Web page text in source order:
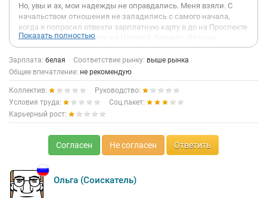
Но, увы и ах, мои надежды не оправдались. Меня взяли. С
начальством отношения не заладились с самого начала,
когда я попросил отвезти зарплатную карту в до на Проспекте
Мира, а меня отправили на Цветной бульвар. Дальше
веселее. Каждый второй клиент, которому я звонил и
предлагал продукты либо слал меня далеко и надолго, либо
начинал ржать над предлагаемыми условиями. Потому что
то, что предлагает МКБ - гораздо хуже того же Сбербанка или
ВТБ 24. Дело ли - вкладчику предлагать кредит под 20%.
Начальство, а точнее главные специалисты это отдельная
песня. Когда я пришел, руководил группой 5/2 Митягин И.А.
Тот еще фрукт, хочу сказать. Уважения к подчиненным 0, ЧСВ
выше Эвереста, истерики от его предъяв случались у меня и
коллег чуть ли не через день. Например, в туалет сотруднику
разрешено выходить ТОЛЬКО в перерыв, а если не в перерыв
- объяснительная. Если сотрудник по какой то причине не
выполняет план - И. А. вызывал к себе и говорил чуть ли не
регулярно, что нам поставляется шикарная база, а мы ее
Показать полностью
Зарплата: белая Соответствие рынку: выше рынка
Общее впечатление: не рекомендую
Коллектив:
Руководство:
Условия труда:
Соц.пакет:
Карьерный рост:
Согласен Не согласен Ответить
Ольга (Соискатель)